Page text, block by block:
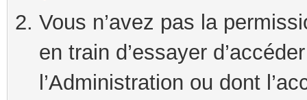
Vous n’avez pas la
en train d’essayer
l’Administration ou dont